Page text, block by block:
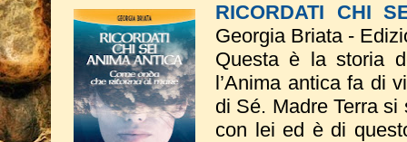
RICORDATI CHI
Georgia Briata -
Questa è la storia
l’Anima antica fa di
di Sé. Madre Terra
con lei ed è di